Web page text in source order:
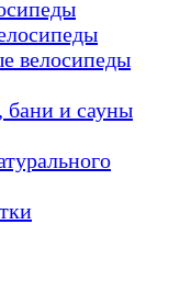
велосипеды
бани и сауны